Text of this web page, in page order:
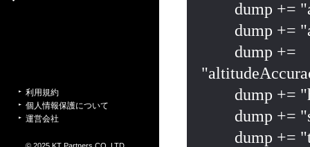
利用規約
個人情報保護について
運営会社